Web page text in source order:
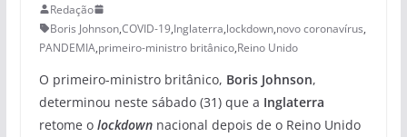
Redação
Boris Johnson,COVID-19,Inglaterra,lockdown,novo coronavírus,
PANDEMIA,primeiro-ministro britânico,Reino Unido
O primeiro-ministro britânico, Boris Johnson,
determinou neste sábado (31) que a Inglaterra
retome o lockdown nacional depois de o Reino Unido